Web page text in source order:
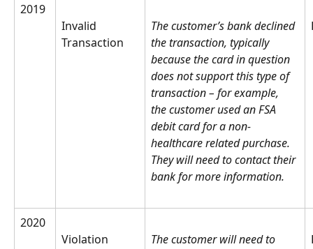
2019
Invalid
Transaction
The customer’s bank declined
the transaction, typically
because the card in question
does not support this type of
transaction – for example,
the customer used an FSA
debit card for a non-
healthcare related purchase.
They will need to contact their
bank for more information.
2020
Violation
The customer will need to